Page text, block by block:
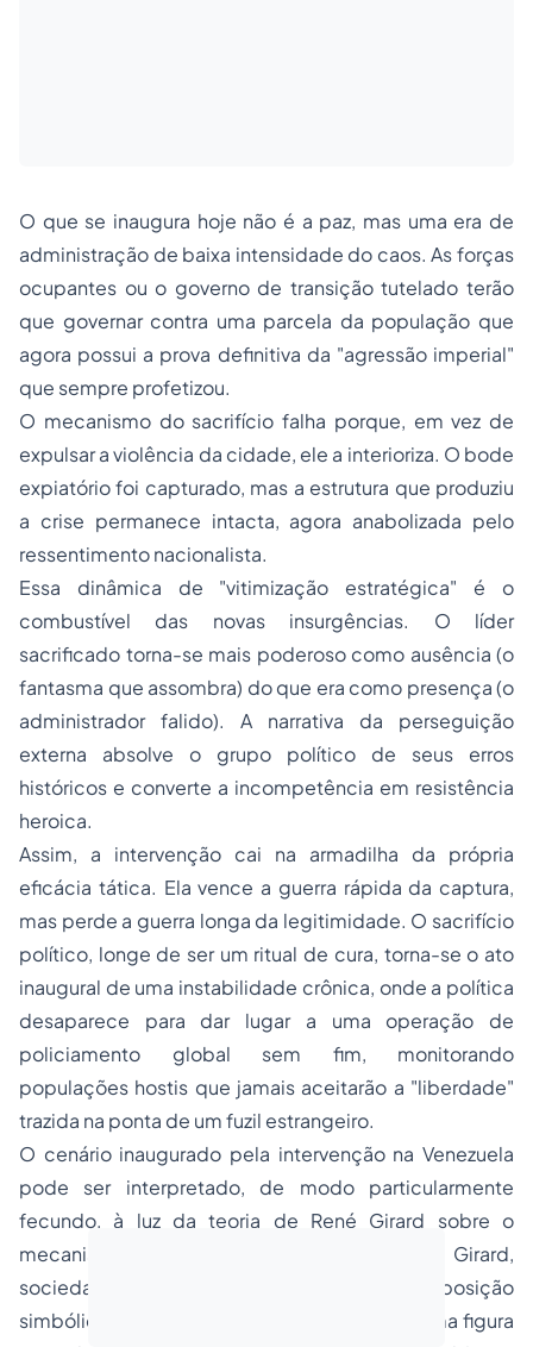
O que se inaugura hoje não é a paz, mas uma era de
administração de baixa intensidade do caos. As forças
ocupantes ou o governo de transição tutelado terão
que governar contra uma parcela da população que
agora possui a prova definitiva da "agressão imperial"
que sempre profetizou.
O mecanismo do sacrifício falha porque, em vez de
expulsar a violência da cidade, ele a interioriza. O bode
expiatório foi capturado, mas a estrutura que produziu
a crise permanece intacta, agora anabolizada pelo
ressentimento nacionalista.
Essa dinâmica de "vitimização estratégica" é o
combustível das novas insurgências. O líder
sacrificado torna-se mais poderoso como ausência (o
fantasma que assombra) do que era como presença (o
administrador falido). A narrativa da perseguição
externa absolve o grupo político de seus erros
históricos e converte a incompetência em resistência
heroica.
Assim, a intervenção cai na armadilha da própria
eficácia tática. Ela vence a guerra rápida da captura,
mas perde a guerra longa da legitimidade. O sacrifício
político, longe de ser um ritual de cura, torna-se o ato
inaugural de uma instabilidade crônica, onde a política
desaparece para dar lugar a uma operação de
policiamento global sem fim, monitorando
populações hostis que jamais aceitarão a "liberdade"
trazida na ponta de um fuzil estrangeiro.
O cenário inaugurado pela intervenção na Venezuela
pode ser interpretado, de modo particularmente
fecundo, à luz da teoria de René Girard sobre o
mecanismo do bode expiatório. Para Girard,
sociedades em crise tendem a buscar recomposição
simbólica por meio da convergência contra uma figura